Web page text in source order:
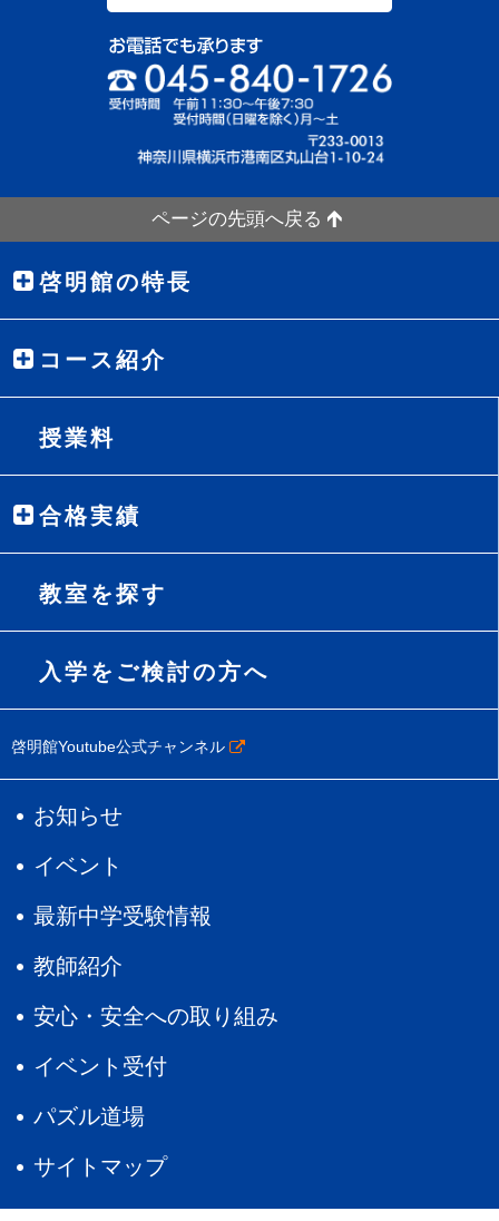
ページの先頭へ戻る
啓明館の特長
コース紹介
授業料
合格実績
教室を探す
入学をご検討の方へ
啓明館Youtube公式チャンネル
お知らせ
イベント
最新中学受験情報
教師紹介
安心・安全への取り組み
イベント受付
パズル道場
サイトマップ